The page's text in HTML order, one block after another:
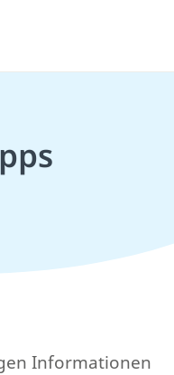
Informationen